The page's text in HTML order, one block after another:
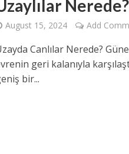
Nerede?
August 15, 2024 Add
Canlılar Nerede?
geri kalanıyla
bir...